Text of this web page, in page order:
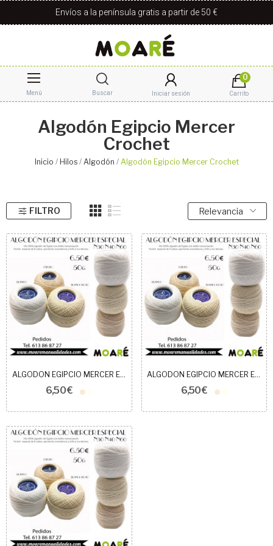
Envíos a la península gratis a partir de 50 €
Menú Buscar Iniciar sesión
0
Carrito
Algodón Egipcio Mercer
Crochet
Inicio Hilos Algodón Algodón Egipcio Mercer Crochet
FILTRO Relevancia
ALGODON EGIPCIO MERCER ESPECIAL 30
6,50 €
ALGODON EGIPCIO MERCER ESPECIAL 40
6,50 €